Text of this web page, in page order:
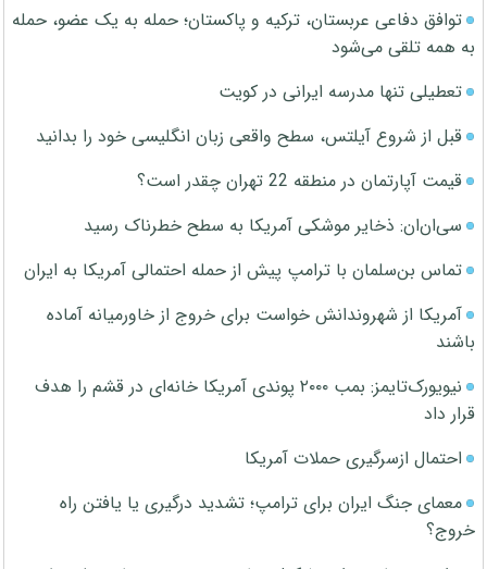
توافق دفاعی عربستان، ترکیه و پاکستان؛ حمله به یک عضو، حمله
به همه تلقی می‌شود
تعطیلی تنها مدرسه ایرانی در کویت
قبل از شروع آیلتس، سطح واقعی زبان انگلیسی خود را بدانید
قیمت آپارتمان در منطقه 22 تهران چقدر است؟
سی‌ان‌ان: ذخایر موشکی آمریکا به سطح خطرناک رسید
تماس بن‌سلمان با ترامپ پیش از حمله احتمالی آمریکا به ایران
آمریکا از شهروندانش خواست برای خروج از خاورمیانه آماده
باشند
نیویورک‌تایمز: بمب ۲۰۰۰ پوندی آمریکا خانه‌ای در قشم را هدف
قرار داد
احتمال ازسرگیری حملات آمریکا
معمای جنگ ایران برای ترامپ؛ تشدید درگیری یا یافتن راه
خروج؟